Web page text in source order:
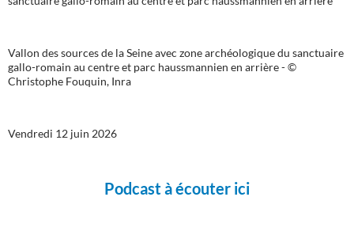
Vallon des sources de la Seine avec zone archéologique du sanctuaire
gallo-romain au centre et parc haussmannien en arrière - ©
Christophe Fouquin, Inra
Vendredi 12 juin 2026
Podcast à écouter ici